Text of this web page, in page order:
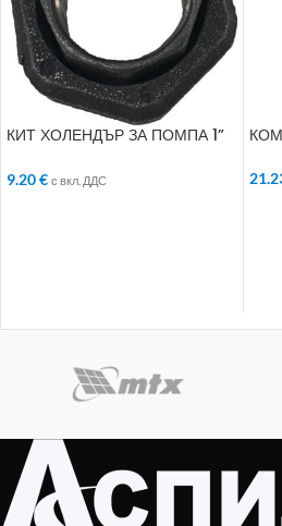
КИТ ХОЛЕНДЪР ЗА ПОМПА 1”
9.20€ с вкл. ДДС